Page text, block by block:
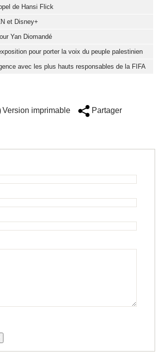
de Hansi Flick
et Disney+
Yan Diomandé
pour porter la voix du peuple palestinien
avec les plus hauts responsables de la FIFA
Version imprimable Partager